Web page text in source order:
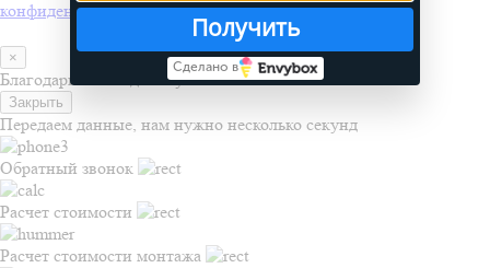
конфиденциальности
×
Благодарим за подписку
Закрыть
Передаем данные, нам нужно несколько секунд
Обратный звонок
Расчет стоимости
Расчет стоимости монтажа
Получить
Сделано в